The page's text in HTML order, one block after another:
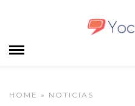
HOME » NOTICIAS